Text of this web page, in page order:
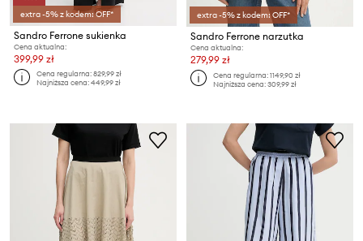
extra -5% z kodem: OFF*
Sandro Ferrone sukienka
Cena aktualna:
399,99 zł
Cena regularna:829,99 zł
Najniższa cena:449,99 zł
extra -5% z kodem: OFF*
Sandro Ferrone narzutka
Cena aktualna:
279,99 zł
Cena regularna:1149,90 zł
Najniższa cena:309,99 zł